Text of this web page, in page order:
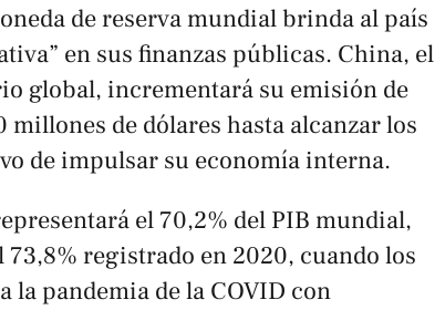
de reserva mundial brinda al país
en sus finanzas públicas. China, el
global, incrementará su emisión de
millones de dólares hasta alcanzar los
de impulsar su economía interna.
el 70,2% del PIB mundial,
73,8% registrado en 2020, cuando los
la pandemia de la COVID con